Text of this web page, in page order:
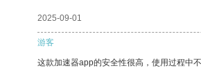
2025-09-01
游客
这款加速器app的安全性很高，使用过程中